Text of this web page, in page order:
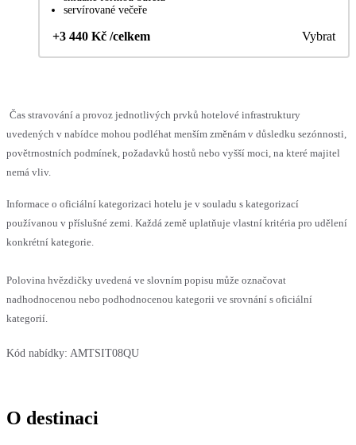
servírované večeře
+3 440 Kč /celkem Vybrat
Čas stravování a provoz jednotlivých prvků hotelové infrastruktury
uvedených v nabídce mohou podléhat menším změnám v důsledku sezónnosti,
povětrnostních podmínek, požadavků hostů nebo vyšší moci, na které majitel
nemá vliv.
Informace o oficiální kategorizaci hotelu je v souladu s kategorizací
používanou v příslušné zemi. Každá země uplatňuje vlastní kritéria pro udělení
konkrétní kategorie.
Polovina hvězdičky uvedená ve slovním popisu může označovat
nadhodnocenou nebo podhodnocenou kategorii ve srovnání s oficiální
kategorií.
Kód nabídky: AMTSIT08QU
O destinaci